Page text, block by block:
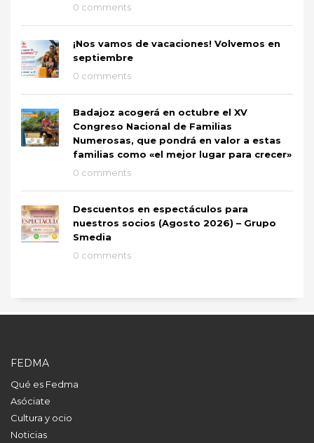
0 comments
¡Nos vamos de vacaciones! Volvemos en
septiembre
0 comments
Badajoz acogerá en octubre el XV
Congreso Nacional de Familias
Numerosas, que pondrá en valor a estas
familias como «el mejor lugar para crecer»
0 comments
Descuentos en espectáculos para
nuestros socios (Agosto 2026) – Grupo
Smedia
0 comments
FEDMA
Qué es Fedma
Asóciate
Cultura y ocio
Noticias